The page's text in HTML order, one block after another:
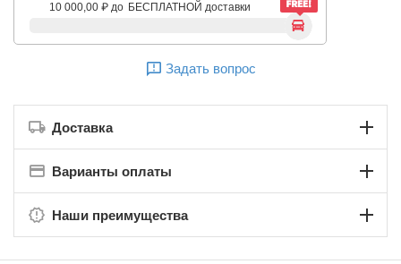
10 000,00 ₽ до БЕСПЛАТНОЙ доставки
Задать вопрос
Доставка
Варианты оплаты
Наши преимущества